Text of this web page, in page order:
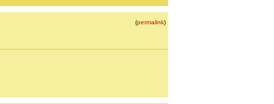
(permalink)